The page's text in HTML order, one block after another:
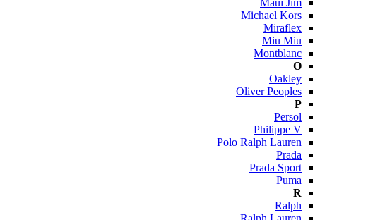
Maui Jim
Michael Kors
Miraflex
Miu Miu
Montblanc
O
Oakley
Oliver Peoples
P
Persol
Philippe V
Polo Ralph Lauren
Prada
Prada Sport
Puma
R
Ralph